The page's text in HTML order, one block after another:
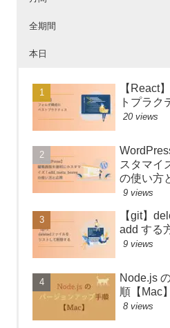
全期間
本日
【React
トプラク
20 views
スタマイ
の使い方
9 views
【git】
add する
9 views
Node.js
順【Mac】
8 views